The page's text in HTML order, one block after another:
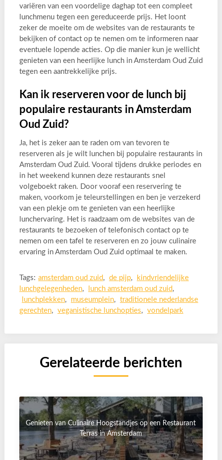
variëren van een voordelige daghap tot een compleet
lunchmenu tegen een gereduceerde prijs. Het loont
zeker de moeite om de websites van de restaurants te
bekijken of contact op te nemen om te informeren naar
eventuele lopende acties. Op die manier kun je wellicht
genieten van een heerlijke lunch in Amsterdam Oud Zuid
tegen een aantrekkelijke prijs.
Kan ik reserveren voor de lunch bij
populaire restaurants in Amsterdam
Oud Zuid?
Ja, het is zeker aan te raden om van tevoren te
reserveren als je wilt lunchen bij populaire restaurants in
Amsterdam Oud Zuid. Vooral tijdens drukke periodes en
in het weekend kunnen deze restaurants snel
volgeboekt raken. Door vooraf een reservering te
maken, voorkom je teleurstellingen en ben je verzekerd
van een plekje om te genieten van een heerlijke
lunchervaring. Het is raadzaam om de websites van de
restaurants te bezoeken of telefonisch contact op te
nemen om een tafel te reserveren en zo jouw culinaire
ervaring in Amsterdam Oud Zuid optimaal te maken.
Tags: amsterdam oud zuid, de pijp,
kindvriendelijke
lunchgelegenheden, lunch amsterdam oud zuid,
lunchplekken, museumplein, traditionele nederlandse
gerechten, veganistische lunchopties, vondelpark
Gerelateerde berichten
Genieten van Culinaire Hoogstandjes op een Restaurant
Terras in Amsterdam